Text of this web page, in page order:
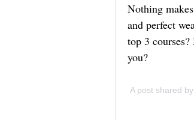
Nothing
and perfect
top 3
you?
A post shared by